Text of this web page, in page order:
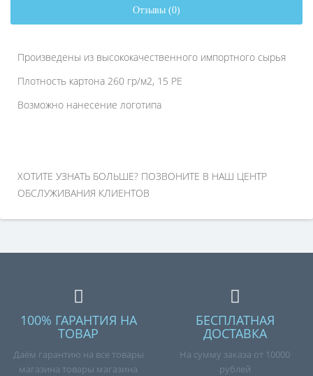
Отзывы (0)
Произведены из высококачественного импортного сырья
Плотность картона 260 гр/м2, 15 PE
Возможно нанесение логотипа
ХОТИТЕ УЗНАТЬ БОЛЬШЕ? ПОЗВОНИТЕ В НАШ ЦЕНТР
ОБСЛУЖИВАНИЯ КЛИЕНТОВ
100% ГАРАНТИЯ НА
ТОВАР
Даём гарантию на все товары
магазина товары магазина
БЕСПЛАТНАЯ
ДОСТАВКА
На сумму заказа от 10000
рублей